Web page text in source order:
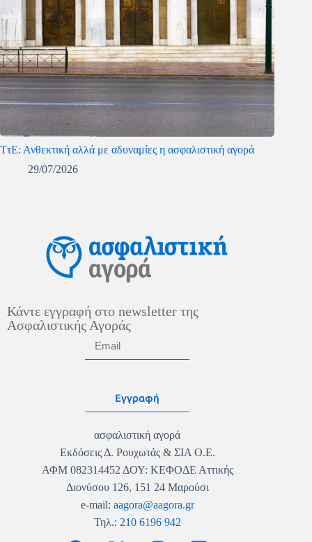
ΤτΕ: Ανθεκτική αλλά με αδυναμίες η ασφαλιστική αγορά
29/07/2026
Κάντε εγγραφή στο newsletter της
Ασφαλιστικής Αγοράς
Εγγραφή
ασφαλιστική αγορά
Εκδόσεις Δ. Ρουχωτάς & ΣΙΑ Ο.Ε.
ΑΦΜ 082314452 ΔΟΥ: ΚΕΦΟΔΕ Αττικής
Διονύσου 126, 151 24 Μαρούσι
e-mail: aagora@aagora.gr
Τηλ.: 210 6196 942